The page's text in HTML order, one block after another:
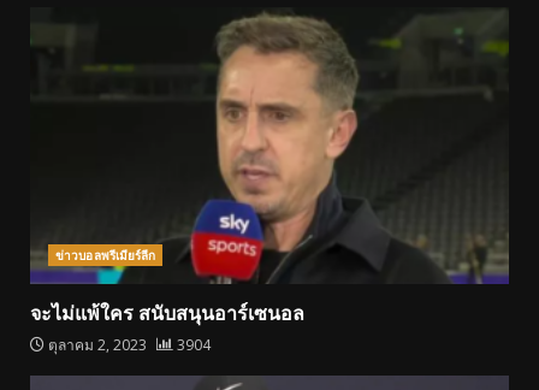
ข่าวบอลพรีเมียร์ลีก
จะไม่แพ้ใคร สนับสนุนอาร์เซนอล
ตุลาคม 2, 2023 3904